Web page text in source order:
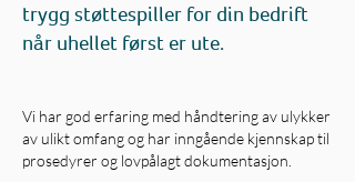
trygg støttespiller for din bedrift
når uhellet først er ute.
Vi har god erfaring med håndtering av ulykker
av ulikt omfang og har inngående kjennskap til
prosedyrer og lovpålagt dokumentasjon.